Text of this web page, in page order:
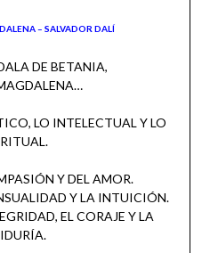
– SALVADOR DALÍ
DE BETANIA,
LO INTELECTUAL Y LO
Y DEL AMOR.
Y LA INTUICIÓN.
EL CORAJE Y LA